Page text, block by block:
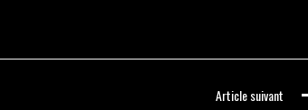
Article suivant